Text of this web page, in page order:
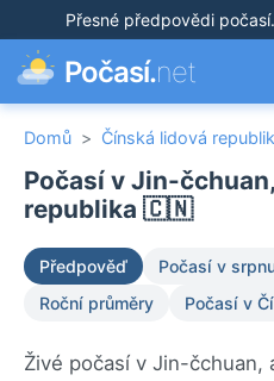
Přesné předpovědi počasí.
Počasí.net
Domů > Čínská lidová
Počasí v Jin-
republika 🇨🇳
Předpověď Počasí v
Roční průměry
Počasí v
Živé počasí v Jin-čchuan,